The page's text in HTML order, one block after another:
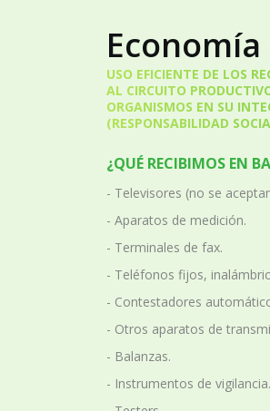
USO EFICIENTE DE LOS
AL CIRCUITO
ORGANISMOS EN SU
(RESPONSABILIDAD
¿QUÉ RECIBIMOS EN
- Televisores (no se
- Aparatos de medición.
- Terminales de fax.
- Teléfonos fijos,
- Contestadores
- Otros aparatos de
- Balanzas.
- Instrumentos de vigilancia.